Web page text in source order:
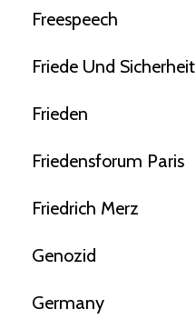
Freespeech
Friede Und Sicherheit
Frieden
Friedensforum Paris
Friedrich Merz
Genozid
Germany